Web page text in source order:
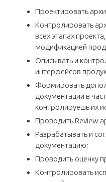
Проектировать
Контролировать
всех этапах
модификацией
Описывать и
интерфейсов
Формировать
документации в
контролируешь их
Проводить Review
Разрабатывать и
документацию;
Проводить оценку
Контролировать